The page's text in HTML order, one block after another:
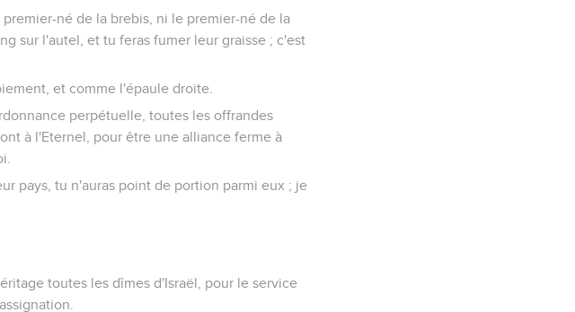
né de la brebis, ni le premier-né de la
sur l'autel, et tu feras fumer leur graisse ; c'est
et comme l'épaule droite.
perpétuelle, toutes les offrandes
à l'Eternel, pour être une alliance ferme à
pays, tu n'auras point de portion parmi eux ; je
toutes les dîmes d'Israël, pour le service